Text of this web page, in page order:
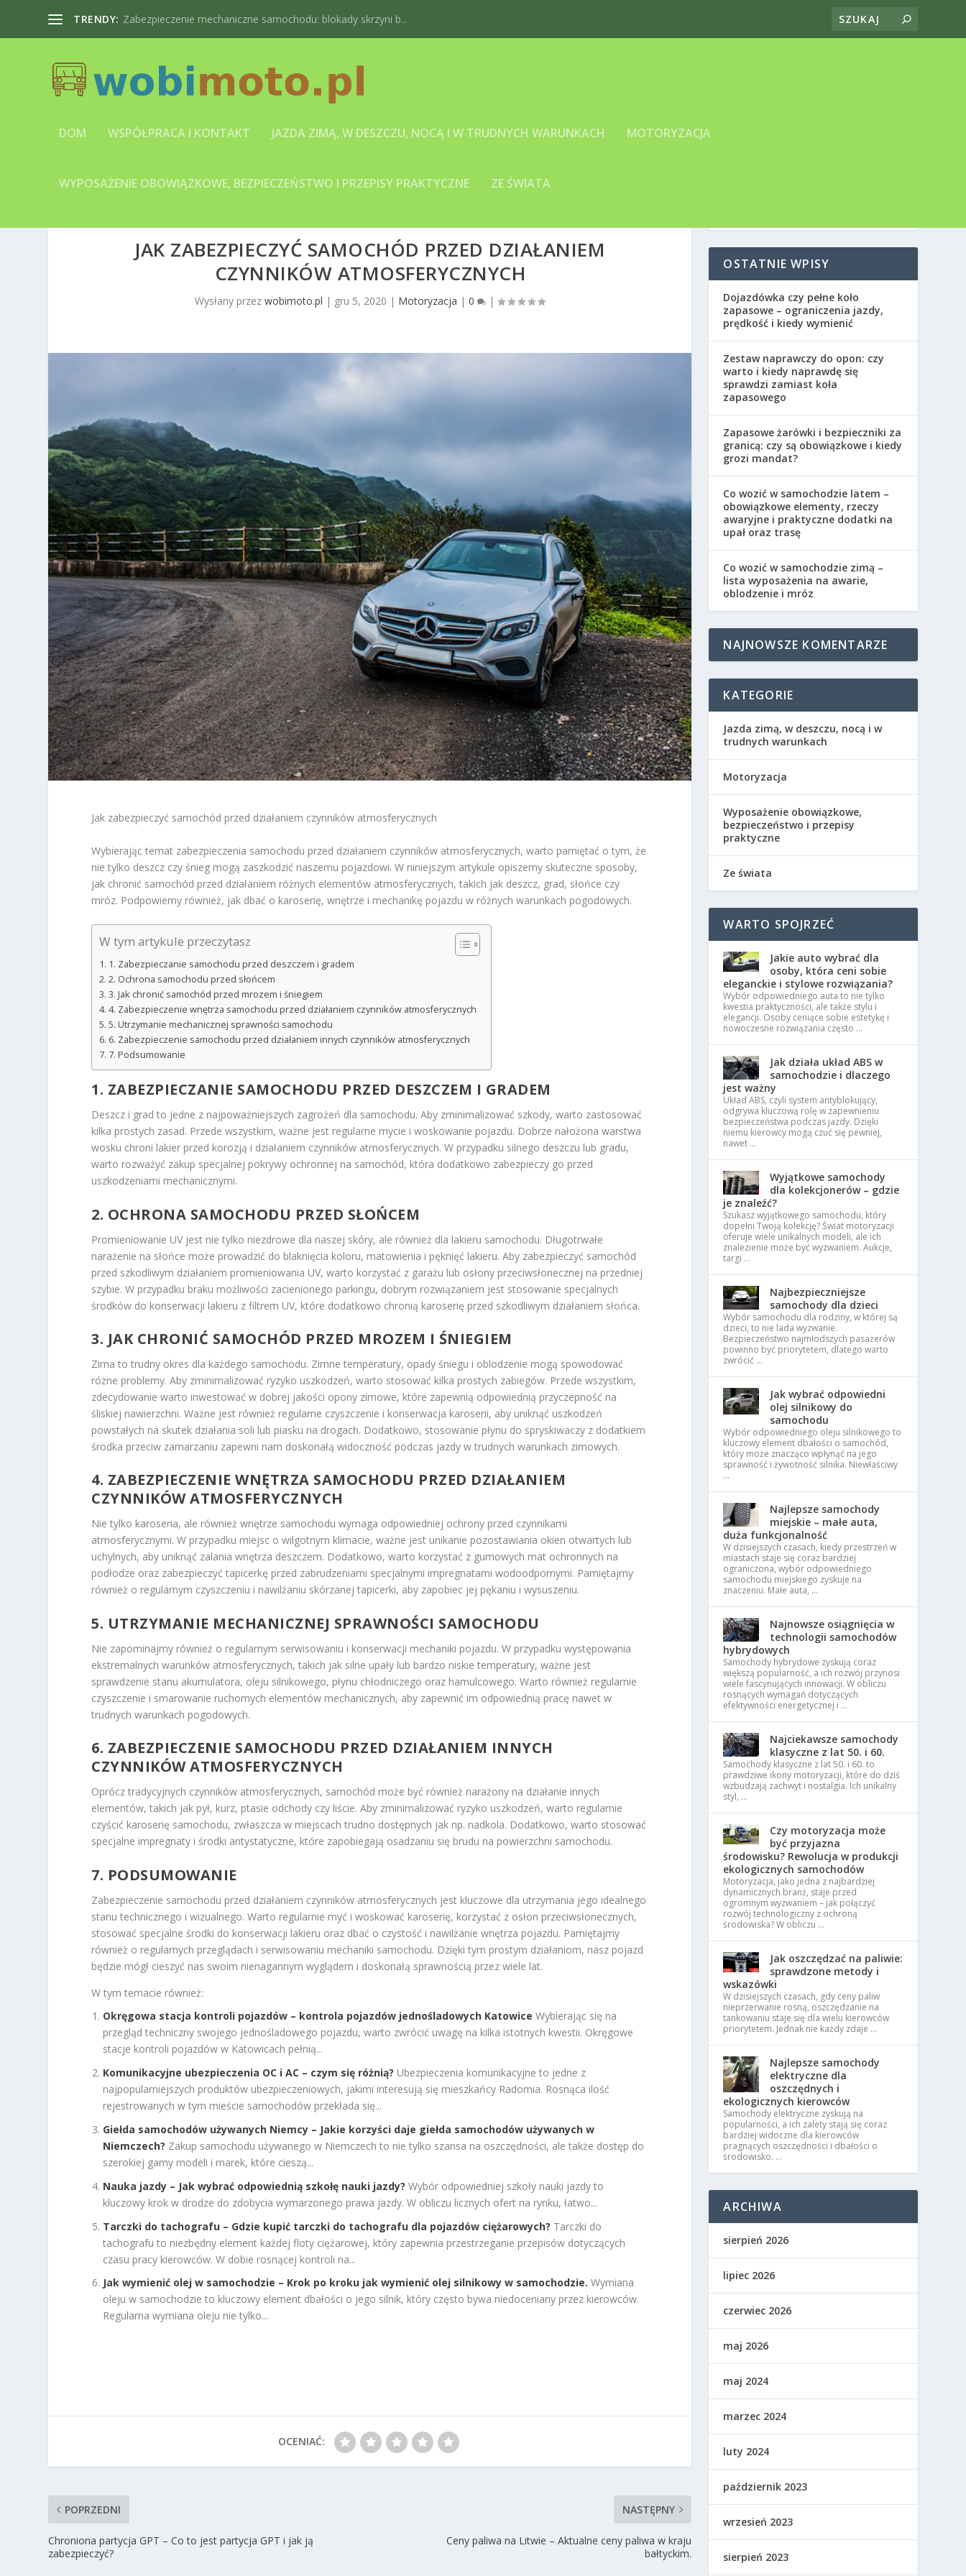
TRENDY: Zabezpieczenie mechaniczne samochodu: blokady skrzyni b...
DOM WSPÓŁPRACA I KONTAKT JAZDA ZIMĄ, W DESZCZU, NOCĄ I W TRUDNYCH WARUNKACH MOTORYZACJA
WYPOSAŻENIE OBOWIĄZKOWE, BEZPIECZEŃSTWO I PRZEPISY PRAKTYCZNE ZE ŚWIATA
JAK ZABEZPIECZYĆ SAMOCHÓD PRZED DZIAŁANIEM
CZYNNIKÓW ATMOSFERYCZNYCH
Wysłany przezwobimoto.pl | gru 5, 2020 | Motoryzacja |0 |
Jak zabezpieczyć samochód przed działaniem czynników atmosferycznych
Wybierając temat zabezpieczenia samochodu przed działaniem czynników atmosferycznych, warto pamiętać o tym, że
nie tylko deszcz czy śnieg mogą zaszkodzić naszemu pojazdowi. W niniejszym artykule opiszemy skuteczne sposoby,
jak chronić samochód przed działaniem różnych elementów atmosferycznych, takich jak deszcz, grad, słońce czy
mróz. Podpowiemy również, jak dbać o karoserię, wnętrze i mechanikę pojazdu w różnych warunkach pogodowych.
W tym artykule przeczytasz
1. Zabezpieczanie samochodu przed deszczem i gradem
2. Ochrona samochodu przed słońcem
3. Jak chronić samochód przed mrozem i śniegiem
4. Zabezpieczenie wnętrza samochodu przed działaniem czynników atmosferycznych
5. Utrzymanie mechanicznej sprawności samochodu
6. Zabezpieczenie samochodu przed działaniem innych czynników atmosferycznych
7. Podsumowanie
1. ZABEZPIECZANIE SAMOCHODU PRZED DESZCZEM I GRADEM
Deszcz i grad to jedne z najpoważniejszych zagrożeń dla samochodu. Aby zminimalizować szkody, warto zastosować
kilka prostych zasad. Przede wszystkim, ważne jest regularne mycie i woskowanie pojazdu. Dobrze nałożona warstwa
wosku chroni lakier przed korozją i działaniem czynników atmosferycznych. W przypadku silnego deszczu lub gradu,
warto rozważyć zakup specjalnej pokrywy ochronnej na samochód, która dodatkowo zabezpieczy go przed
uszkodzeniami mechanicznymi.
2. OCHRONA SAMOCHODU PRZED SŁOŃCEM
Promieniowanie UV jest nie tylko niezdrowe dla naszej skóry, ale również dla lakieru samochodu. Długotrwałe
narażenie na słońce może prowadzić do blaknięcia koloru, matowienia i pęknięć lakieru. Aby zabezpieczyć samochód
przed szkodliwym działaniem promieniowania UV, warto korzystać z garażu lub osłony przeciwsłonecznej na przedniej
szybie. W przypadku braku możliwości zacienionego parkingu, dobrym rozwiązaniem jest stosowanie specjalnych
środków do konserwacji lakieru z filtrem UV, które dodatkowo chronią karoserię przed szkodliwym działaniem słońca.
3. JAK CHRONIĆ SAMOCHÓD PRZED MROZEM I ŚNIEGIEM
Zima to trudny okres dla każdego samochodu. Zimne temperatury, opady śniegu i oblodzenie mogą spowodować
różne problemy. Aby zminimalizować ryzyko uszkodzeń, warto stosować kilka prostych zabiegów. Przede wszystkim,
zdecydowanie warto inwestować w dobrej jakości opony zimowe, które zapewnią odpowiednią przyczepność na
śliskiej nawierzchni. Ważne jest również regularne czyszczenie i konserwacja karoserii, aby uniknąć uszkodzeń
powstałych na skutek działania soli lub piasku na drogach. Dodatkowo, stosowanie płynu do spryskiwaczy z dodatkiem
środka przeciw zamarzaniu zapewni nam doskonałą widoczność podczas jazdy w trudnych warunkach zimowych.
4. ZABEZPIECZENIE WNĘTRZA SAMOCHODU PRZED DZIAŁANIEM
CZYNNIKÓW ATMOSFERYCZNYCH
Nie tylko karoseria, ale również wnętrze samochodu wymaga odpowiedniej ochrony przed czynnikami
atmosferycznymi. W przypadku miejsc o wilgotnym klimacie, ważne jest unikanie pozostawiania okien otwartych lub
uchylnych, aby uniknąć zalania wnętrza deszczem. Dodatkowo, warto korzystać z gumowych mat ochronnych na
podłodze oraz zabezpieczyć tapicerkę przed zabrudzeniami specjalnymi impregnatami wodoodpornymi. Pamiętajmy
również o regularnym czyszczeniu i nawilżaniu skórzanej tapicerki, aby zapobiec jej pękaniu i wysuszeniu.
5. UTRZYMANIE MECHANICZNEJ SPRAWNOŚCI SAMOCHODU
Nie zapominajmy również o regularnym serwisowaniu i konserwacji mechaniki pojazdu. W przypadku występowania
ekstremalnych warunków atmosferycznych, takich jak silne upały lub bardzo niskie temperatury, ważne jest
sprawdzenie stanu akumulatora, oleju silnikowego, płynu chłodniczego oraz hamulcowego. Warto również regularnie
czyszczenie i smarowanie ruchomych elementów mechanicznych, aby zapewnić im odpowiednią pracę nawet w
trudnych warunkach pogodowych.
6. ZABEZPIECZENIE SAMOCHODU PRZED DZIAŁANIEM INNYCH
CZYNNIKÓW ATMOSFERYCZNYCH
Oprócz tradycyjnych czynników atmosferycznych, samochód może być również narażony na działanie innych
elementów, takich jak pył, kurz, ptasie odchody czy liście. Aby zminimalizować ryzyko uszkodzeń, warto regularnie
czyścić karoserię samochodu, zwłaszcza w miejscach trudno dostępnych jak np. nadkola. Dodatkowo, warto stosować
specjalne impregnaty i środki antystatyczne, które zapobiegają osadzaniu się brudu na powierzchni samochodu.
7. PODSUMOWANIE
Zabezpieczenie samochodu przed działaniem czynników atmosferycznych jest kluczowe dla utrzymania jego idealnego
stanu technicznego i wizualnego. Warto regularnie myć i woskować karoserię, korzystać z osłon przeciwsłonecznych,
stosować specjalne środki do konserwacji lakieru oraz dbać o czystość i nawilżanie wnętrza pojazdu. Pamiętajmy
również o regularnych przeglądach i serwisowaniu mechaniki samochodu. Dzięki tym prostym działaniom, nasz pojazd
będzie mógł cieszyć nas swoim nienagannym wyglądem i doskonałą sprawnością przez wiele lat.
W tym temacie również:
Okręgowa stacja kontroli pojazdów – kontrola pojazdów jednośladowych Katowice Wybierając się na
przegląd techniczny swojego jednośladowego pojazdu, warto zwrócić uwagę na kilka istotnych kwestii. Okręgowe
stacje kontroli pojazdów w Katowicach pełnią...
Komunikacyjne ubezpieczenia OC i AC – czym się różnią? Ubezpieczenia komunikacyjne to jedne z
najpopularniejszych produktów ubezpieczeniowych, jakimi interesują się mieszkańcy Radomia. Rosnąca ilość
rejestrowanych w tym mieście samochodów przekłada się...
Giełda samochodów używanych Niemcy – Jakie korzyści daje giełda samochodów używanych w
Niemczech? Zakup samochodu używanego w Niemczech to nie tylko szansa na oszczędności, ale także dostęp do
szerokiej gamy modeli i marek, które cieszą...
Nauka jazdy – Jak wybrać odpowiednią szkołę nauki jazdy? Wybór odpowiedniej szkoły nauki jazdy to
kluczowy krok w drodze do zdobycia wymarzonego prawa jazdy. W obliczu licznych ofert na rynku, łatwo...
Tarczki do tachografu – Gdzie kupić tarczki do tachografu dla pojazdów ciężarowych? Tarczki do
tachografu to niezbędny element każdej floty ciężarowej, który zapewnia przestrzeganie przepisów dotyczących
czasu pracy kierowców. W dobie rosnącej kontroli na...
Jak wymienić olej w samochodzie – Krok po kroku jak wymienić olej silnikowy w samochodzie. Wymiana
oleju w samochodzie to kluczowy element dbałości o jego silnik, który często bywa niedoceniany przez kierowców.
Regularna wymiana oleju nie tylko...
OCENIAĆ:
POPRZEDNI
Chroniona partycja GPT – Co to jest partycja GPT i jak ją
zabezpieczyć?
NASTĘPNY
Ceny paliwa na Litwie – Aktualne ceny paliwa w kraju
bałtyckim.
OSTATNIE WPISY
Dojazdówka czy pełne koło
zapasowe – ograniczenia jazdy,
prędkość i kiedy wymienić
Zestaw naprawczy do opon: czy
warto i kiedy naprawdę się
sprawdzi zamiast koła
zapasowego
Zapasowe żarówki i bezpieczniki za
granicą: czy są obowiązkowe i kiedy
grozi mandat?
Co wozić w samochodzie latem –
obowiązkowe elementy, rzeczy
awaryjne i praktyczne dodatki na
upał oraz trasę
Co wozić w samochodzie zimą –
lista wyposażenia na awarie,
oblodzenie i mróz
NAJNOWSZE KOMENTARZE
KATEGORIE
Jazda zimą, w deszczu, nocą i w
trudnych warunkach
Motoryzacja
Wyposażenie obowiązkowe,
bezpieczeństwo i przepisy
praktyczne
Ze świata
WARTO SPOJRZEĆ
Jakie auto wybrać dla
osoby, która ceni sobie
eleganckie i stylowe rozwiązania?
Wybór odpowiedniego auta to nie tylko
kwestia praktyczności, ale także stylu i
elegancji. Osoby ceniące sobie estetykę i
nowoczesne rozwiązania często …
Jak działa układ ABS w
samochodzie i dlaczego
jest ważny
Układ ABS, czyli system antyblokujący,
odgrywa kluczową rolę w zapewnieniu
bezpieczeństwa podczas jazdy. Dzięki
niemu kierowcy mogą czuć się pewniej,
nawet …
Wyjątkowe samochody
dla kolekcjonerów – gdzie
je znaleźć?
Szukasz wyjątkowego samochodu, który
dopełni Twoją kolekcję? Świat motoryzacji
oferuje wiele unikalnych modeli, ale ich
znalezienie może być wyzwaniem. Aukcje,
targi …
Najbezpieczniejsze
samochody dla dzieci
Wybór samochodu dla rodziny, w której są
dzieci, to nie lada wyzwanie.
Bezpieczeństwo najmłodszych pasażerów
powinno być priorytetem, dlatego warto
zwrócić …
Jak wybrać odpowiedni
olej silnikowy do
samochodu
Wybór odpowiedniego oleju silnikowego to
kluczowy element dbałości o samochód,
który może znacząco wpłynąć na jego
sprawność i żywotność silnika. Niewłaściwy
…
Najlepsze samochody
miejskie – małe auta,
duża funkcjonalność
W dzisiejszych czasach, kiedy przestrzeń w
miastach staje się coraz bardziej
ograniczona, wybór odpowiedniego
samochodu miejskiego zyskuje na
znaczeniu. Małe auta, …
Najnowsze osiągnięcia w
technologii samochodów
hybrydowych
Samochody hybrydowe zyskują coraz
większą popularność, a ich rozwój przynosi
wiele fascynujących innowacji. W obliczu
rosnących wymagań dotyczących
efektywności energetycznej i …
Najciekawsze samochody
klasyczne z lat 50. i 60.
Samochody klasyczne z lat 50. i 60. to
prawdziwe ikony motoryzacji, które do dziś
wzbudzają zachwyt i nostalgia. Ich unikalny
styl, …
Czy motoryzacja może
być przyjazna
środowisku? Rewolucja w produkcji
ekologicznych samochodów
Motoryzacja, jako jedna z najbardziej
dynamicznych branż, staje przed
ogromnym wyzwaniem – jak połączyć
rozwój technologiczny z ochroną
środowiska? W obliczu …
Jak oszczędzać na paliwie:
sprawdzone metody i
wskazówki
W dzisiejszych czasach, gdy ceny paliw
nieprzerwanie rosną, oszczędzanie na
tankowaniu staje się dla wielu kierowców
priorytetem. Jednak nie każdy zdaje …
Najlepsze samochody
elektryczne dla
oszczędnych i
ekologicznych kierowców
Samochody elektryczne zyskują na
popularności, a ich zalety stają się coraz
bardziej widoczne dla kierowców
pragnących oszczędności i dbałości o
środowisko. …
ARCHIWA
sierpień 2026
lipiec 2026
czerwiec 2026
maj 2026
maj 2024
marzec 2024
luty 2024
październik 2023
wrzesień 2023
sierpień 2023